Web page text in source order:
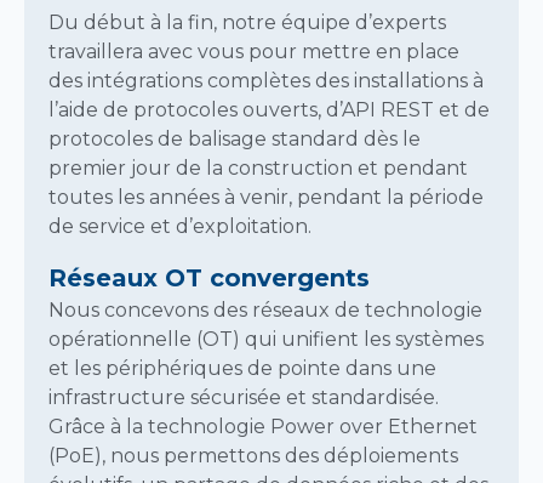
Du début à la fin, notre équipe d’experts
travaillera avec vous pour mettre en place
des intégrations complètes des installations à
l’aide de protocoles ouverts, d’API REST et de
protocoles de balisage standard dès le
premier jour de la construction et pendant
toutes les années à venir, pendant la période
de service et d’exploitation.
Réseaux OT convergents
Nous concevons des réseaux de technologie
opérationnelle (OT) qui unifient les systèmes
et les périphériques de pointe dans une
infrastructure sécurisée et standardisée.
Grâce à la technologie Power over Ethernet
(PoE), nous permettons des déploiements